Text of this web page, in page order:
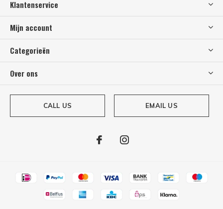
Klantenservice
Mijn account
Categorieën
Over ons
CALL US EMAIL US